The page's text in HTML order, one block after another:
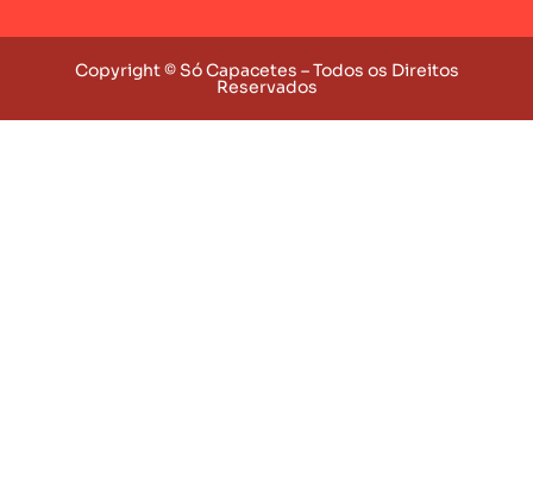
Copyright © Só Capacetes – Todos os Direitos
Reservados